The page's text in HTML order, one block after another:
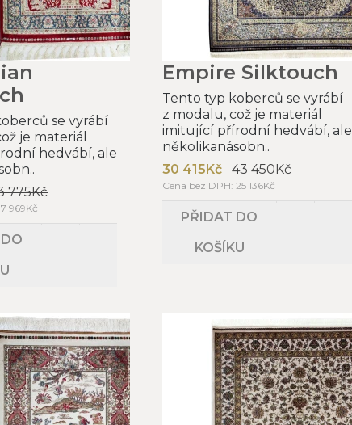
se vyrábí
je materiál
hedvábí, ale
775Kč
969Kč
Empire Silktouch
Tento typ koberců se vyrábí
z modalu, což je materiál
imitující přírodní hedvábí, ale
několikanásobn..
30 415Kč
43 450Kč
Cena bez DPH: 25 136Kč
PŘIDAT DO
KOŠÍKU